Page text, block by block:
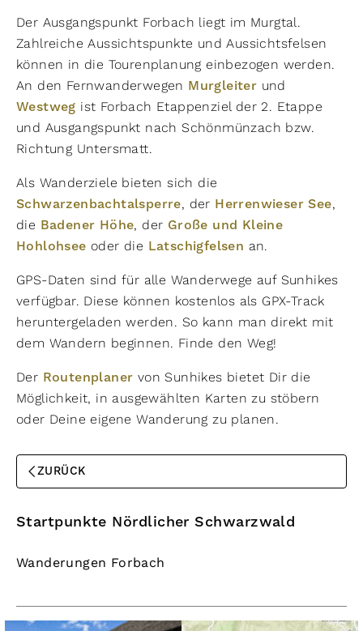
Der Ausgangspunkt Forbach liegt im Murgtal.
Zahlreiche Aussichtspunkte und Aussichtsfelsen
können in die Tourenplanung einbezogen werden.
An den Fernwanderwegen Murgleiter und
Westweg ist Forbach Etappenziel der 2. Etappe
und Ausgangspunkt nach Schönmünzach bzw.
Richtung Untersmatt.
Als Wanderziele bieten sich die
Schwarzenbachtalsperre, der Herrenwieser See,
die Badener Höhe, der Große und Kleine
Hohlohsee oder die Latschigfelsen an.
GPS-Daten sind für alle Wanderwege auf Sunhikes
verfügbar. Diese können kostenlos als GPX-Track
heruntergeladen werden. So kann man direkt mit
dem Wandern beginnen. Finde den Weg!
Der Routenplaner von Sunhikes bietet Dir die
Möglichkeit, in ausgewählten Karten zu stöbern
oder Deine eigene Wanderung zu planen.
ZURÜCK
Startpunkte Nördlicher Schwarzwald
Wanderungen Forbach